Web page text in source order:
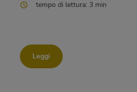
tempo di lettura: 3 min
Leggi